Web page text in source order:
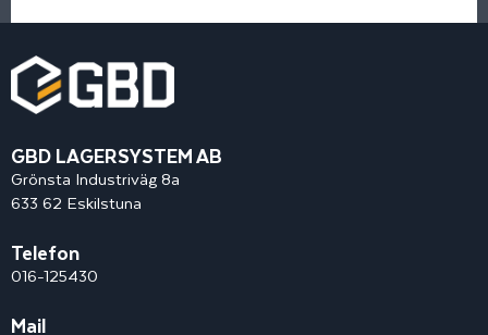
GBD LAGERSYSTEM AB
Grönsta Industriväg 8a
633 62 Eskilstuna
Telefon
016-125430
Mail